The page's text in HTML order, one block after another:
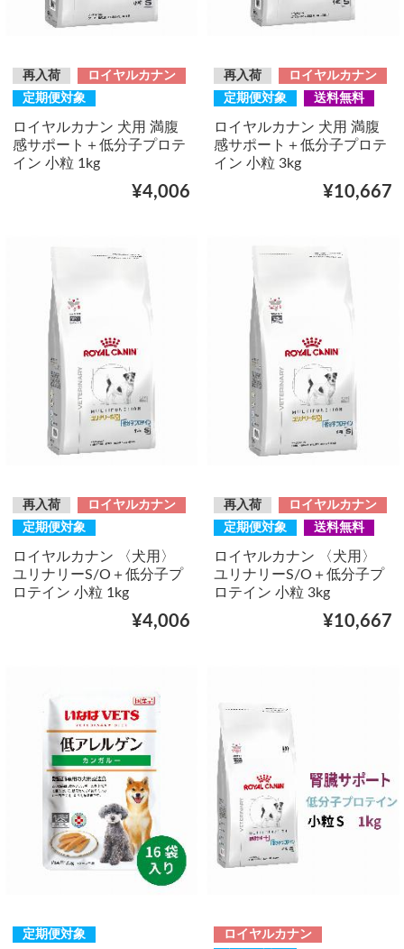
再入荷
ロイヤルカナン
定期便対象
ロイヤルカナン 犬用 満腹
感サポート＋低分子プロテ
イン 小粒 1kg
¥4,006
再入荷
ロイヤルカナン
定期便対象
送料無料
ロイヤルカナン 犬用 満腹
感サポート＋低分子プロテ
イン 小粒 3kg
¥10,667
再入荷
ロイヤルカナン
定期便対象
ロイヤルカナン 〈犬用〉
ユリナリーS/O＋低分子プ
ロテイン 小粒 1kg
¥4,006
再入荷
ロイヤルカナン
定期便対象
送料無料
ロイヤルカナン 〈犬用〉
ユリナリーS/O＋低分子プ
ロテイン 小粒 3kg
¥10,667
定期便対象
ロイヤルカナン